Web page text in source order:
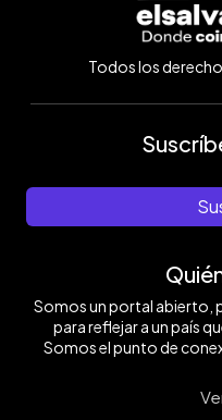
Todos los
Somos un portal abierto,
para reflejar a un país
Somos el punto de